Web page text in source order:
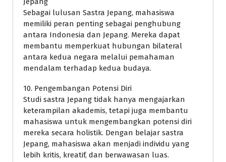
Sebagai lulusan Sastra Jepang, mahasiswa
memiliki peran penting sebagai penghubung
antara Indonesia dan Jepang. Mereka dapat
membantu memperkuat hubungan bilateral
antara kedua negara melalui pemahaman
mendalam terhadap kedua budaya.
10. Pengembangan Potensi Diri
Studi sastra Jepang tidak hanya mengajarkan
keterampilan akademis, tetapi juga membantu
mahasiswa untuk mengembangkan potensi diri
mereka secara holistik. Dengan belajar sastra
Jepang, mahasiswa akan menjadi individu yang
lebih kritis, kreatif, dan berwawasan luas.